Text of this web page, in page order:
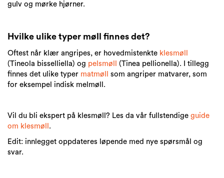
gulv og mørke hjørner.
Hvilke ulike typer møll finnes det?
Oftest når klær angripes, er hovedmistenkte klesmøll
(Tineola bisselliella) og pelsmøll
(Tinea pellionella). I tillegg
finnes det ulike typer matmøll
som angriper matvarer, som
for eksempel indisk melmøll.
Vil du bli ekspert på klesmøll? Les da vår fullstendige guide
om klesmøll .
Edit: innlegget oppdateres løpende med nye spørsmål og
svar.